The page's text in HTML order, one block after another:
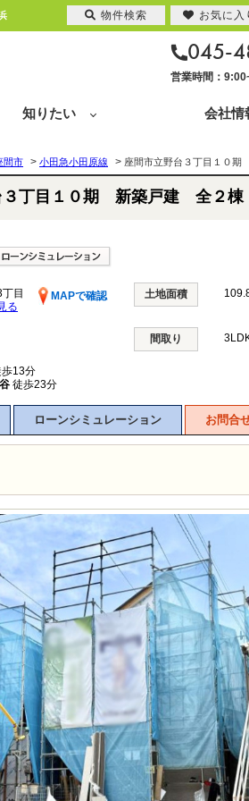
045-
営業時間：
知りたい 会社情
間市 > 小田急小田原線 > 座間市立野台３丁目１０
３丁目１０期 新築戸建 全２棟
目
MAPで確認
る
土地面積
間取り
歩13分
徒歩23分
ローンシミュレーション お問合
物件検索 お気に入